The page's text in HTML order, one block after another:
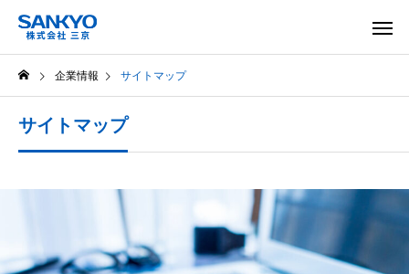
企業情報 サイトマップ
サイトマップ